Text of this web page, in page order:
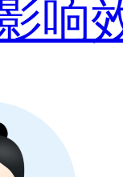
响